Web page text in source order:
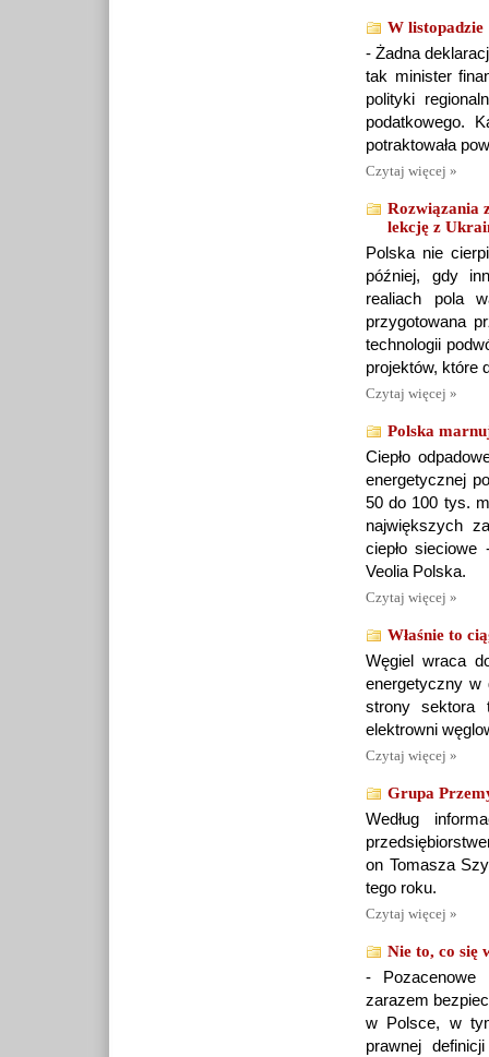
W listopadzie
- Żadna
tak minister
polityki
podatkowego.
potraktowała
Czytaj więcej »
Rozwiązania
lekcję z
Polska nie
później, gdy
realiach pola
przygotowana
technologii
projektów, które
Czytaj więcej »
Polska
Ciepło
energetycznej
50 do 100 tys.
największych
ciepło
Veolia Polska.
Czytaj więcej »
Właśnie to
Węgiel wraca
energetyczny w
strony sektora
elektrowni
Czytaj więcej »
Grupa
Według
on Tomasza
tego roku.
Czytaj więcej »
Nie to, co się
- Pozacenowe
zarazem
w Polsce, w
prawnej